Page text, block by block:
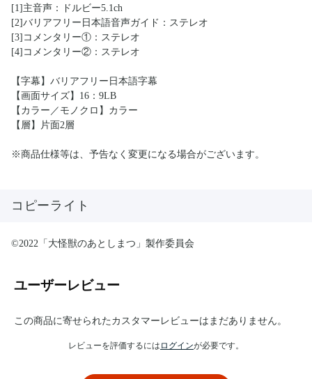
[1]主音声：ドルビー5.1ch
[2]バリアフリー日本語音声ガイド：ステレオ
[3]コメンタリー①：ステレオ
[4]コメンタリー②：ステレオ
【字幕】バリアフリー日本語字幕
【画面サイズ】16：9LB
【カラー／モノクロ】カラー
【層】片面2層
※商品仕様等は、予告なく変更になる場合がございます。
コピーライト
©2022「大怪獣のあとしまつ」製作委員会
ユーザーレビュー
この商品に寄せられたカスタマーレビューはまだありません。
レビューを評価するには ログインが必要です。